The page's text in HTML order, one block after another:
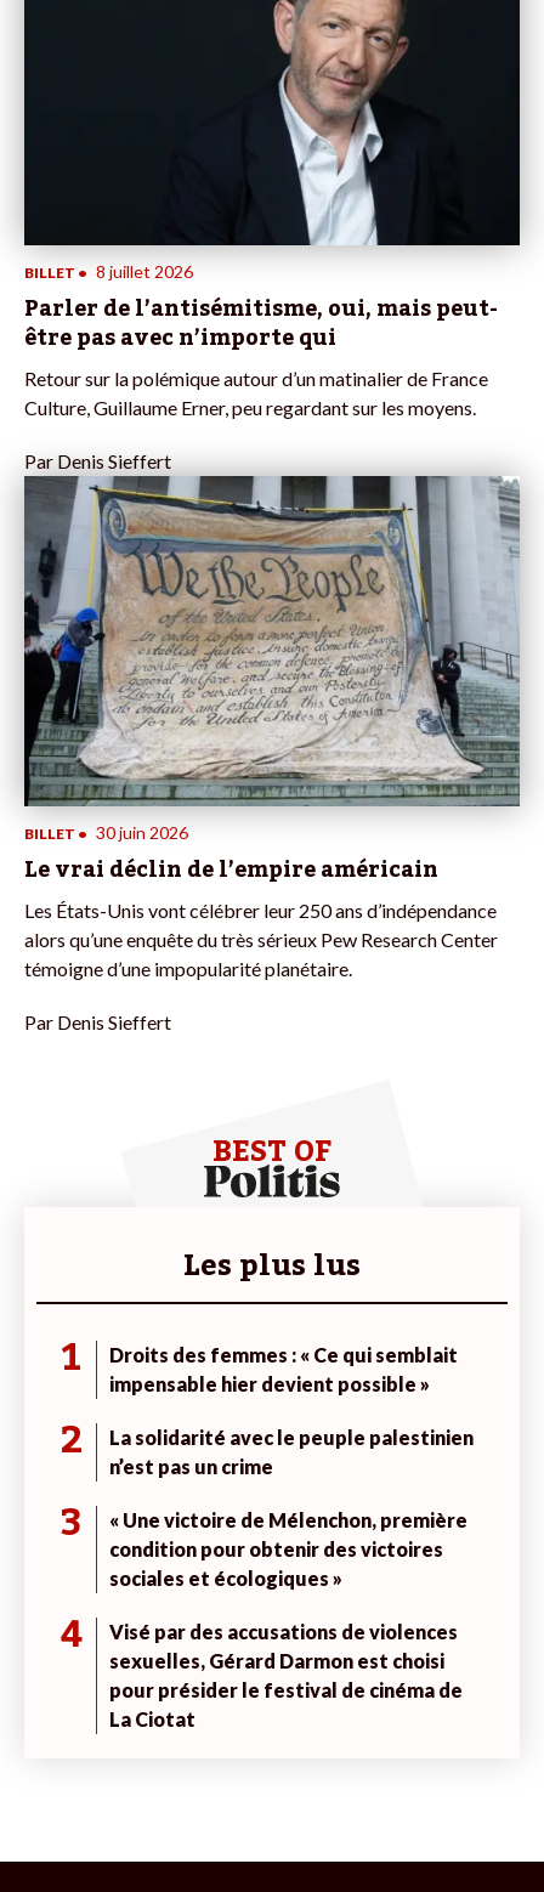
BILLET • 8 juillet 2026
Parler de l’antisémitisme, oui, mais peut-
être pas avec n’importe qui
Retour sur la polémique autour d’un matinalier de France
Culture, Guillaume Erner, peu regardant sur les moyens.
Par Denis Sieffert
BILLET • 30 juin 2026
Le vrai déclin de l’empire américain
Les États-Unis vont célébrer leur 250 ans d’indépendance
alors qu’une enquête du très sérieux Pew Research Center
témoigne d’une impopularité planétaire.
Par Denis Sieffert
BEST OF
Les plus lus
1
Droits des femmes : « Ce qui semblait
impensable hier devient possible »
2
La solidarité avec le peuple palestinien
n’est pas un crime
3
« Une victoire de Mélenchon, première
condition pour obtenir des victoires
sociales et écologiques »
4
Visé par des accusations de violences
sexuelles, Gérard Darmon est choisi
pour présider le festival de cinéma de
La Ciotat